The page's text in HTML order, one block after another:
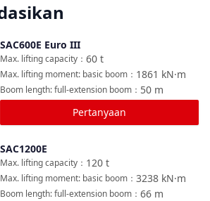
SAC600E Euro III
60 t
Max. lifting capacity ：
1861 kN·m
Max. lifting moment: basic boom ：
50 m
Boom length: full-extension boom ：
Pertanyaan
SAC1200E
120 t
Max. lifting capacity ：
3238 kN·m
Max. lifting moment: basic boom ：
66 m
Boom length: full-extension boom ：